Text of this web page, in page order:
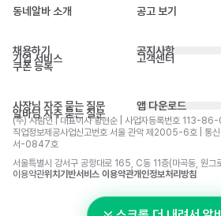
동네알바 소개 공고 보기
채용하기
기업 서비스
쿠폰 등록
공지사항
고객센터
사장님 자주 묻는 질문
알바님 자주 묻는 질문
앱 다운로드
(주) 사람인 | 대표이사 황현순 | 사업자등록번호 113-
직업정보제공사업신고번호 서울 관악 제2005-6호 | 통
서-0847호
서울특별시 강서구 공항대로 165, C동 11층(마곡동,
이용약관위치기반서비스 이용약관개인정보처리방침